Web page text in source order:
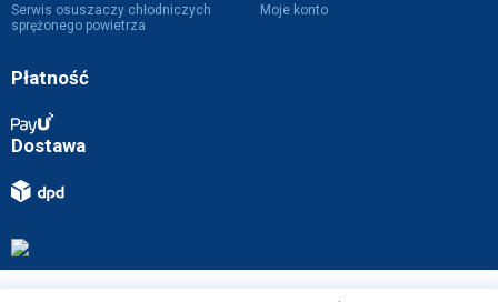
Serwis osuszaczy chłodniczych
sprężonego powietrza
Moje konto
Płatność
Dostawa